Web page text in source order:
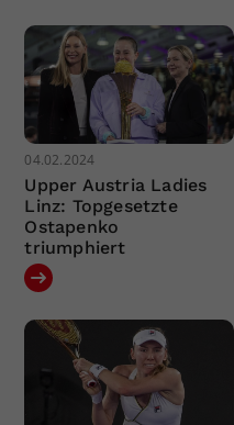
04.02.2024
Upper Austria Ladies
Linz: Topgesetzte
Ostapenko
triumphiert